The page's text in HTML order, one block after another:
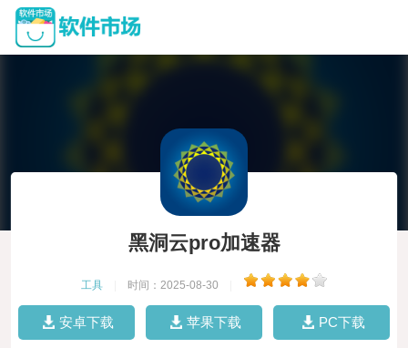
黑洞云pro加速器
工具 时间：2025-08-30
安卓下载 苹果下载 PC下载